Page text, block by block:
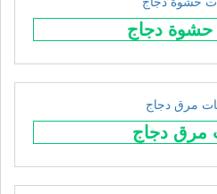
دجاج
مرق دجاج